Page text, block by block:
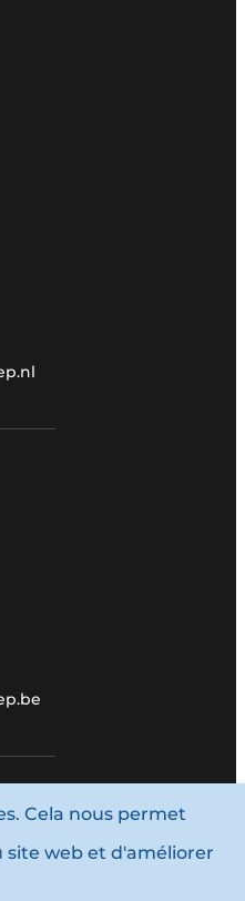
Cela nous permet
site web et d'améliorer